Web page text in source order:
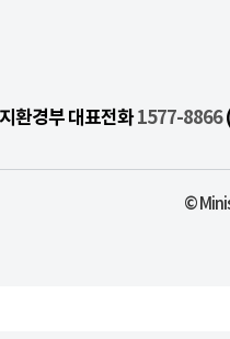
환경부 대표전화1577-8866
©